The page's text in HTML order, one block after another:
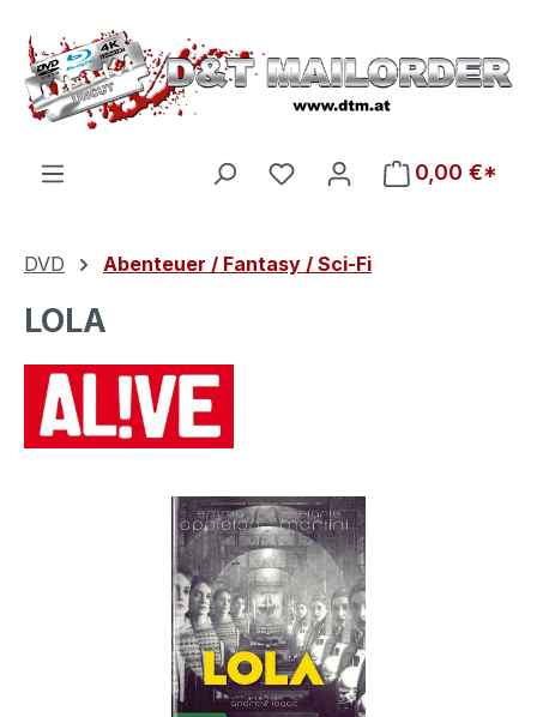
Zum Hauptinhalt springen
Du hast 0 Produkte auf
0,00 €*
DVD Abenteuer / Fantasy / Sci-Fi
LOLA
Bildergalerie überspringen